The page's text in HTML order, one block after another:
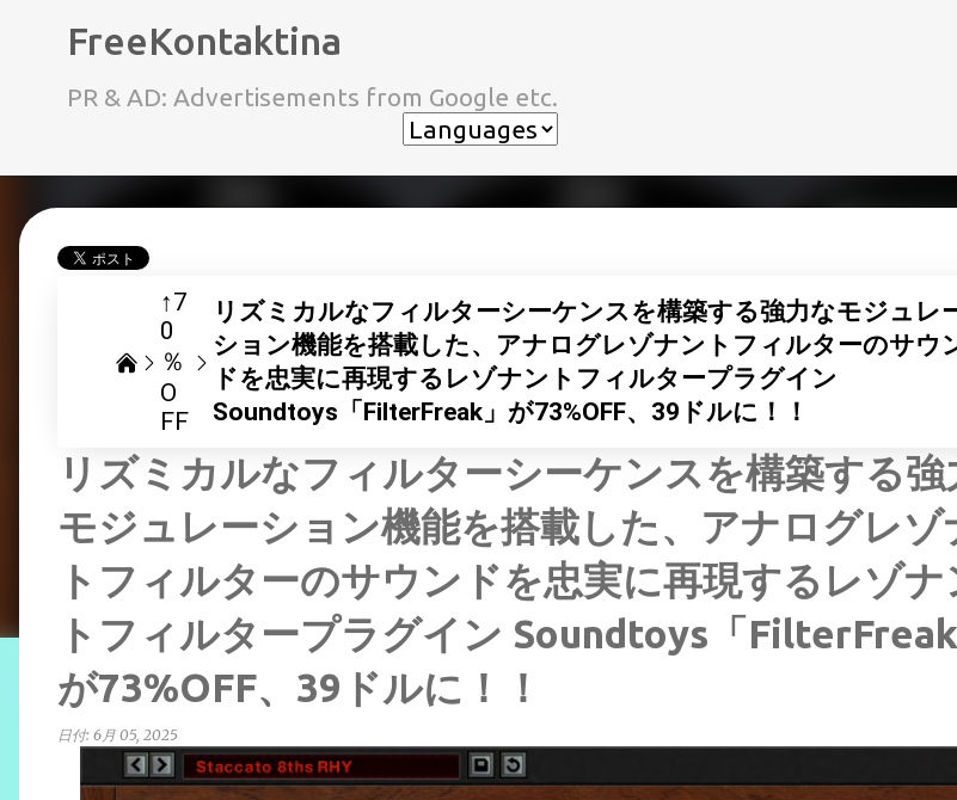
FreeKontaktina
PR & AD: Advertisements from Google etc.
↑7
0
％
O
FF
リズミカルなフィルターシーケンスを構築する強力なモジュレ
ション機能を搭載した、アナログレゾナントフィルターのサウ
ドを忠実に再現するレゾナントフィルタープラグイン
Soundtoys「FilterFreak」が73%OFF、39ドルに！！
リズミカルなフィルターシーケンスを構築する強
モジュレーション機能を搭載した、アナログレゾ
トフィルターのサウンドを忠実に再現するレゾナ
トフィルタープラグイン Soundtoys「FilterFreak
が73%OFF、39ドルに！！
日付: 6月 05, 2025